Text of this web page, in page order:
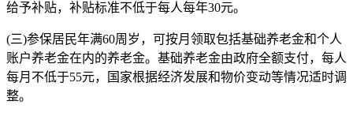
给予补贴，补贴标准不低于每人每年30元。
(三)参保居民年满60周岁，可按月领取包括基础养老金和个人
账户养老金在内的养老金。基础养老金由政府全额支付，每人
每月不低于55元，国家根据经济发展和物价变动等情况适时调
整。